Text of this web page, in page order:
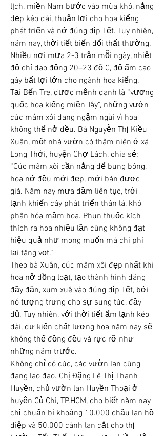
lịch, miền Nam bước vào mùa khô, nắng
đẹp kéo dài, thuận lợi cho hoa kiểng
phát triển và nở đúng dịp Tết. Tuy nhiên,
năm nay, thời tiết biến đổi thất thường.
Nhiều nơi mưa 2-3 trận mỗi ngày, nhiệt
độ chỉ dao động 20–23 độ C, độ ẩm cao
gây bất lợi lớn cho ngành hoa kiểng.
Tại Bến Tre, được mệnh danh là “vương
quốc hoa kiểng miền Tây”, những vườn
cúc mâm xôi đang ngậm ngùi vì hoa
không thể nở đều. Bà Nguyễn Thị Kiều
Xuân, một nhà vườn có thâm niên ở xã
Long Thới, huyện Chợ Lách, chia sẻ:
“Cúc mâm xôi cần nắng để bung bông,
hoa nở đều mới đẹp, mới bán được
giá. Năm nay mưa dầm liên tục, trời
lạnh khiến cây phát triển thân lá, khó
phân hóa mầm hoa. Phun thuốc kích
thích ra hoa nhiều lần cũng không đạt
hiệu quả như mong muốn mà chi phí
lại tăng vọt.”
Theo bà Xuân, cúc mâm xôi đẹp nhất khi
hoa nở đồng loạt, tạo thành hình dáng
đầy đặn, xum xuê vào đúng dịp Tết, bởi
nó tượng trưng cho sự sung túc, đầy
đủ. Tuy nhiên, với thời tiết ẩm lạnh kéo
dài, dự kiến chất lượng hoa năm nay sẽ
không thể đồng đều và rực rỡ như
những năm trước.
Không chỉ có cúc, các vườn lan cũng
đang lao đao. Chị Đặng Lê Thị Thanh
Huyền, chủ vườn lan Huyền Thoại ở
huyện Củ Chi, TP.HCM, cho biết năm nay
chị chuẩn bị khoảng 10.000 chậu lan hồ
điệp và 50.000 cành lan cắt cho thị